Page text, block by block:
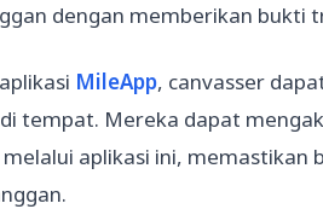
dengan memberikan bukti
MileApp, canvasser
tempat. Mereka dapat
aplikasi ini, memastikan